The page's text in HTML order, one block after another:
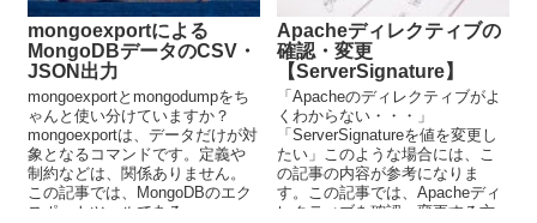
mongoexportによる
MongoDBデータのCSV・
JSON出力
mongoexportとmongodumpをち
ゃんと使い分けていますか？
mongoexportは、データだけが対
象となるコマンドです。定義や
制約などは、関係ありません。
この記事では、MongoDBのエク
スポートツールである
Apacheディレクティブの
確認・変更
【ServerSignature】
「Apacheのディレクティブがよ
くわからない・・・」
「ServerSignatureを値を変更し
たい」このような場合には、こ
の記事の内容が参考になりま
す。この記事では、Apacheディ
レクティブを確認・変更する方